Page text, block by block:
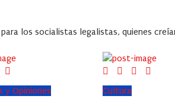
los socialistas legalistas, quienes
y Opiniones Cultura